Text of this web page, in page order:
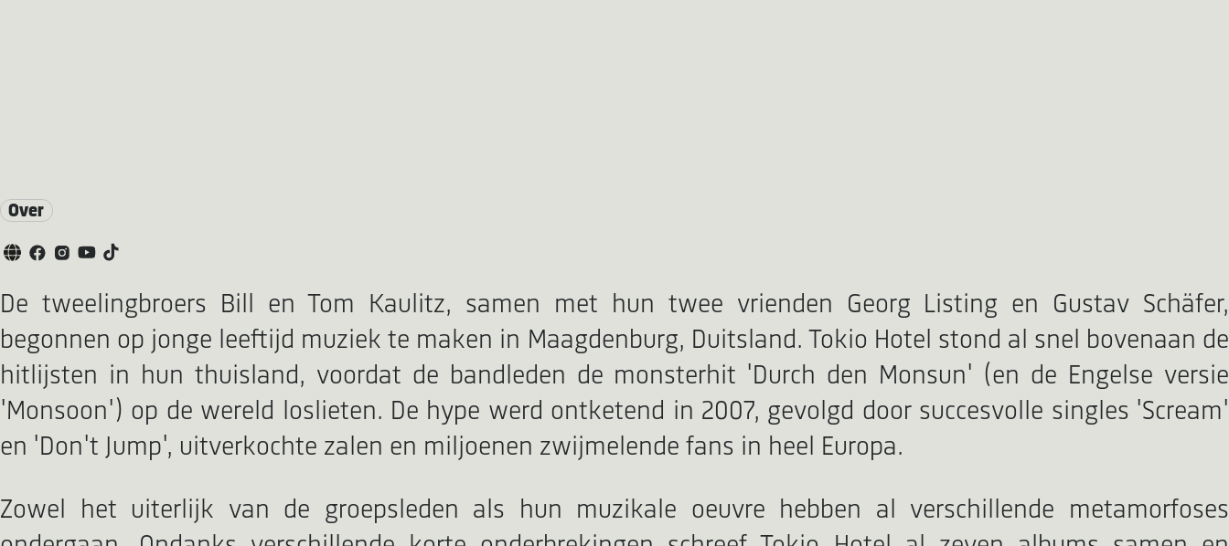
Over
De tweelingbroers Bill en Tom Kaulitz, samen met hun twee vrienden Georg Listing en Gustav Schäfer,
begonnen op jonge leeftijd muziek te maken in Maagdenburg, Duitsland. Tokio Hotel stond al snel bovenaan de
hitlijsten in hun thuisland, voordat de bandleden de monsterhit 'Durch den Monsun' (en de Engelse versie
'Monsoon') op de wereld loslieten. De hype werd ontketend in 2007, gevolgd door succesvolle singles 'Scream'
en 'Don't Jump', uitverkochte zalen en miljoenen zwijmelende fans in heel Europa.
Zowel het uiterlijk van de groepsleden als hun muzikale oeuvre hebben al verschillende metamorfoses